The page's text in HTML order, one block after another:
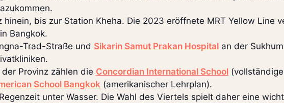
hinein, bis zur Station Kheha. Die 2023 eröffnete MRT Yellow Line
Bangkok.
Trad-Straße und Sikarin Samut Prakan Hospital an der
Provinz zählen die Concordian International School
School Bangkok (amerikanischer Lehrplan).
unter Wasser. Die Wahl des Viertels spielt daher eine